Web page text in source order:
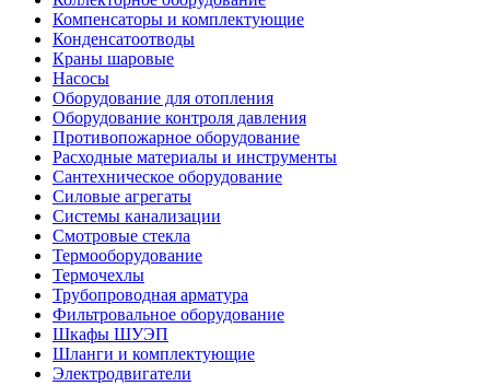
Компенсаторы и комплектующие
Конденсатоотводы
Краны шаровые
Насосы
Оборудование для отопления
Оборудование контроля давления
Противопожарное оборудование
Расходные материалы и инструменты
Сантехническое оборудование
Силовые агрегаты
Системы канализации
Смотровые стекла
Термооборудование
Термочехлы
Трубопроводная арматура
Фильтровальное оборудование
Шкафы ШУЭП
Шланги и комплектующие
Электродвигатели